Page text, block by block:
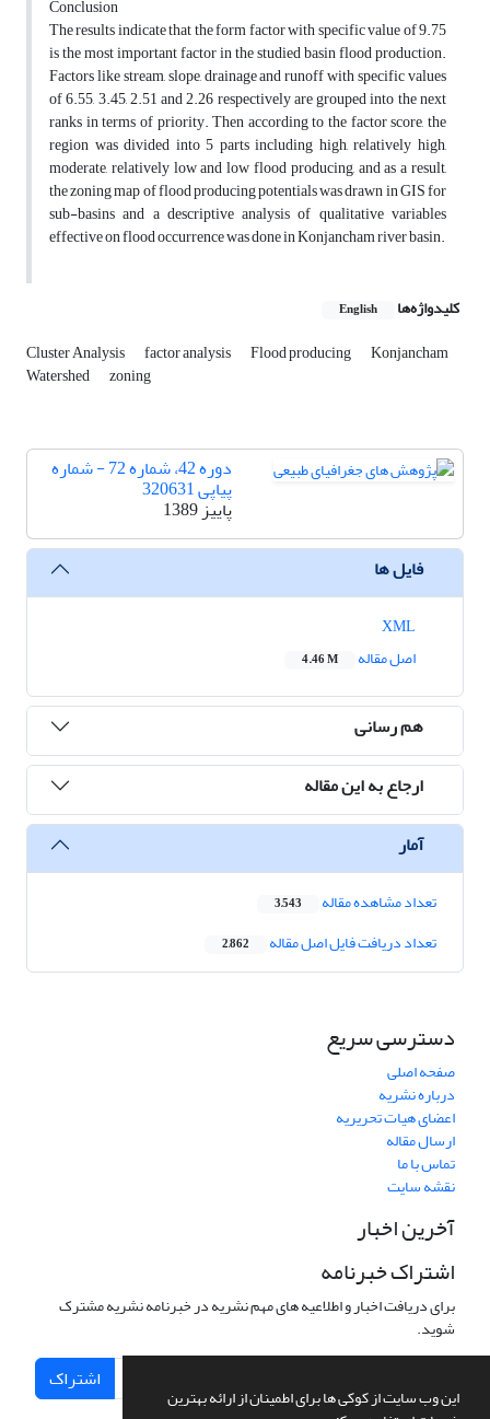
این وب سایت از کوکی ها برای اطمینان از ارائه بهترین
Conclusion
The results indicate that the form factor with specific value of 9.75
is the most important factor in the studied basin flood production.
Factors like stream, slope, drainage and runoff with specific values
of 6.55, 3.45, 2.51 and 2.26 respectively are grouped into the next
ranks in terms of priority. Then according to the factor score, the
region was divided into 5 parts including high, relatively high,
moderate, relatively low and low flood producing, and as a result,
the zoning map of flood producing potentials was drawn in GIS for
sub-basins and a descriptive analysis of qualitative variables
effective on flood occurrence was done in Konjancham river basin.
کلیدواژه‌ها English
Cluster Analysis factor analysis Flood producing Konjancham
Watershed zoning
دوره 42، شماره 72 - شماره
پیاپی 320631
پاییز 1389
فایل ها
اصل مقاله
4.46 M
هم رسانی
ارجاع به این مقاله
آمار
تعداد مشاهده مقاله 3,543
تعداد دریافت فایل اصل مقاله 2,862
دسترسی سریع
صفحه اصلی
درباره نشریه
اعضای هیات تحریریه
ارسال مقاله
تماس با ما
نقشه سایت
آخرین اخبار
اشتراک خبرنامه
برای دریافت اخبار و اطلاعیه های مهم نشریه در خبرنامه نشریه مشترک
شوید.
اشتراک